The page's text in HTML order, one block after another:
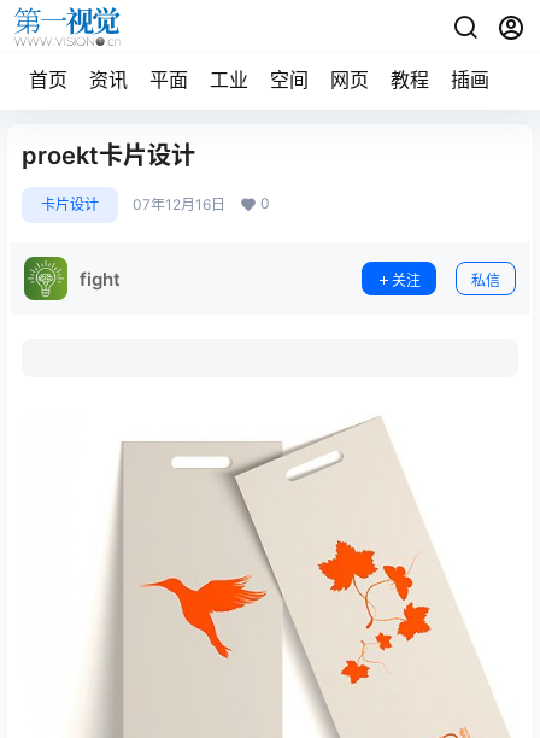
首页 资讯 平面 工业 空间 网页 教程 插画
proekt卡片设计
卡片设计 07年12月16日 0
fight 关注 私信